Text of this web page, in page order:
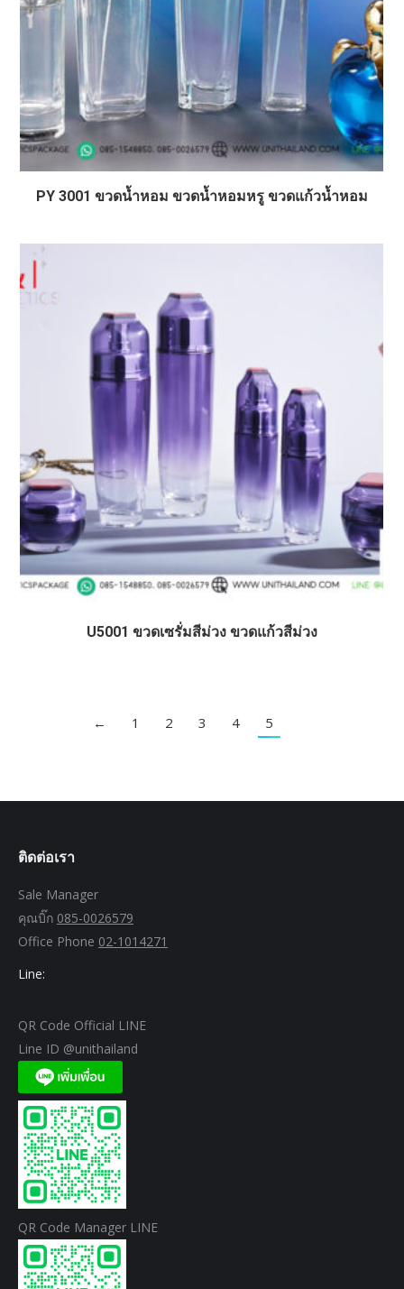
PY 3001 ขวดน้ำหอม ขวดน้ำหอมหรู ขวดแก้วน้ำหอม
U5001 ขวดเซรั่มสีม่วง ขวดแก้วสีม่วง
← 1 2 3 4 5
ติดต่อเรา
Sale Manager
คุณบิ๊ก 085-0026579
Office Phone 02-1014271
Line:
QR Code Official LINE
Line ID @unithailand
QR Code Manager LINE